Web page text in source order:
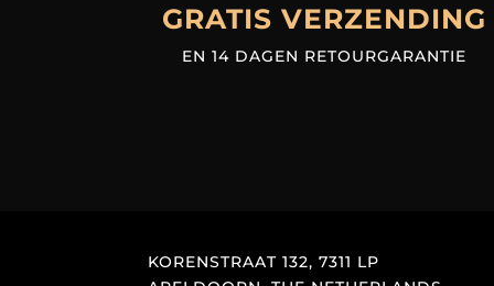
GRATIS VERZENDING
EN 14 DAGEN RETOURGARANTIE
KORENSTRAAT 132, 7311 LP